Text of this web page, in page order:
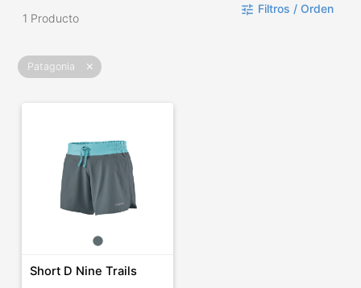
1 Producto
tune Filtros / Orden
Patagonia close
Short D Nine Trails